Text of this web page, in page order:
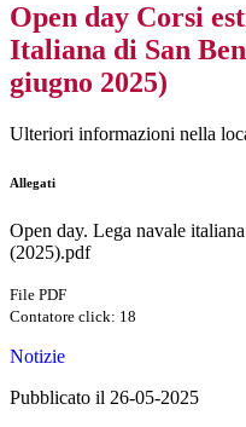
Open day Corsi
Italiana di San
giugno 2025)
Ulteriori informazioni nella
Allegati
Open day. Lega navale
(2025).pdf
File PDF
Contatore click: 18
Notizie
Pubblicato il 26-05-2025